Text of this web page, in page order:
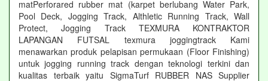
matPerforared rubber mat (karpet berlubang Water Park,
Pool Deck, Jogging Track, Althletic Running Track, Wall
Protect, Jogging Track TEXMURA KONTRAKTOR
LAPANGAN FUTSAL texmura joggingtrack Kami
menawarkan produk pelapisan permukaan (Floor Finishing)
untuk jogging running track dengan teknologi terkini dan
kualitas terbaik yaitu SigmaTurf RUBBER NAS Supplier